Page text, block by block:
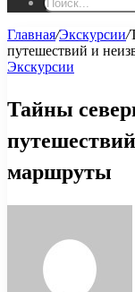
Главная/Экскурсии/
путешествий и
Экскурсии
Тайны
маршруты